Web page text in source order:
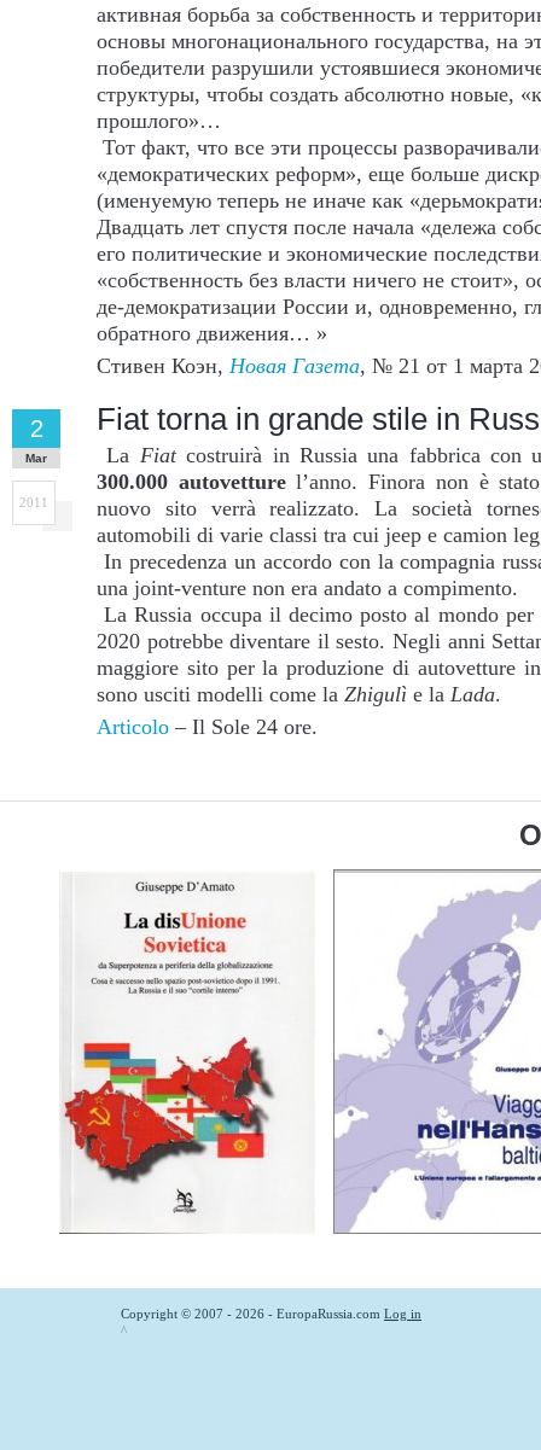
активная борьба за собственность и
основы многонационального государства, на
победители разрушили устоявшиеся
структуры, чтобы создать абсолютно новые,
прошлого»…
Тот факт, что все эти процессы
«демократических реформ», еще больше
(именуемую теперь не иначе как
Двадцать лет спустя после начала «дележа
его политические и экономические
«собственность без власти ничего не стоит»,
де-демократизации России и, одновременно,
обратного движения… »
Стивен Коэн, Новая Газета, № 21 от 1 марта
Fiat torna in grande stile in
2
Mar
2011
La Fiatcostruirà in Russia una fabbrica con
300.000 autovetturel’anno. Finora non è
nuovo sito verrà realizzato. La società
automobili di varie classi tra cui jeep e camion
In precedenza un accordo con la compagnia
una joint-venture non era andato a compimento.
La Russia occupa il decimo posto al mondo
2020 potrebbe diventare il sesto. Negli anni
maggiore sito per la produzione di autovetture
sono usciti modelli come la Zhigulì e la Lada.
Articolo – Il Sole 24 ore.
Copyright © 2007 - 2026 - EuropaRussia.com Log in
^